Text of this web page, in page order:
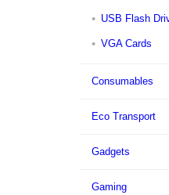
USB Flash
VGA Cards
Consumables
Eco Transport
Gadgets
Gaming